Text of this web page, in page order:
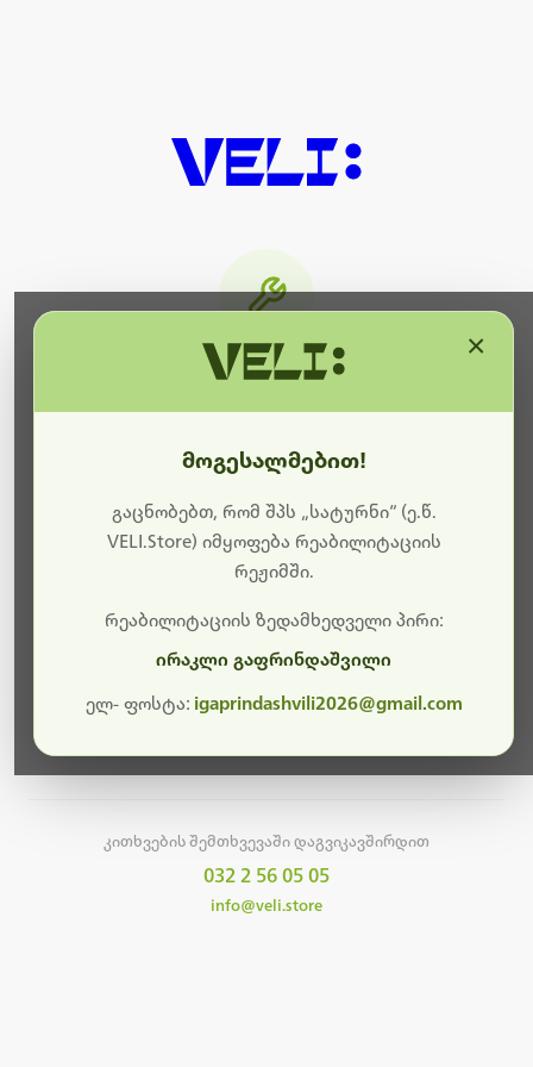
ბოდიშს გიხდით შეფერხებისთვის. ამჟამად
მიმდინარეობს საიტის განახლება და ტექნიკური
სამუშაოები.
მალე ისევ ხელმისაწვდომი იქნება. გმადლობთ
კითხვების შემთხვევაში დაგვიკავშირდით
032 2 56 05 05
info@veli.store
მოგესალმებით!
გაცნობებთ, რომ შპს „სატურნი“ (ე.წ.
VELI.Store) იმყოფება რეაბილიტაციის
რეჟიმში.
რეაბილიტაციის ზედამხედველი პირი:
ირაკლი გაფრინდაშვილი
ელ- ფოსტა: igaprindashvili2026@gmail.com
×